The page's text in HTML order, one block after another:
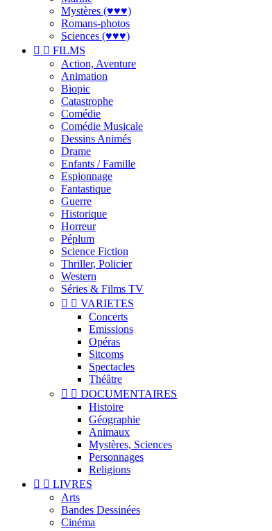
Mystères (♥♥♥)
Romans-photos
Sciences (♥♥♥)
  FILMS
Action, Aventure
Animation
Biopic
Catastrophe
Comédie
Comédie Musicale
Dessins Animés
Drame
Enfants / Famille
Espionnage
Fantastique
Guerre
Historique
Horreur
Péplum
Science Fiction
Thriller, Policier
Western
Séries & Films TV
  VARIETES
Concerts
Emissions
Opéras
Sitcoms
Spectacles
Théâtre
  DOCUMENTAIRES
Histoire
Géographie
Animaux
Mystères, Sciences
Personnages
Religions
  LIVRES
Arts
Bandes Dessinées
Cinéma